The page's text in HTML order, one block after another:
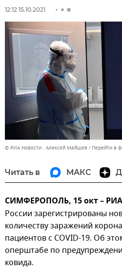
12:12 15.10.2021
© РИА Новости . Алексей Майшев Перейти в
Читать в МАКС
СИМФЕРОПОЛЬ, 15 окт –
России зарегистрированы
количеству заражений
пациентов с COVID-19. Об
оперштабе по
ковида.